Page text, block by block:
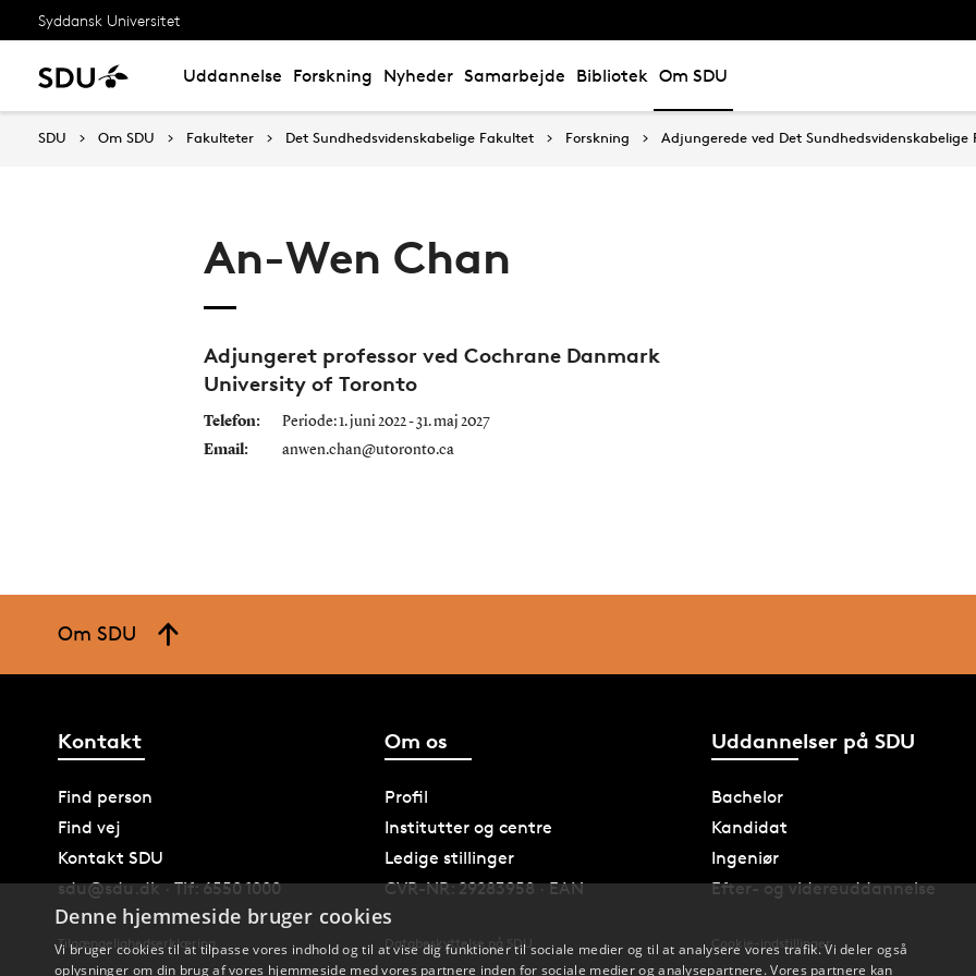
Syddansk Universitet
Uddannelse Forskning Nyheder Samarbejde Bibliotek Om SDU
SDU Om SDU Fakulteter Det Sundhedsvidenskabelige Fakultet Forskning Adjungerede ved Det Sundhedsvidenskabelige
An-Wen Chan
Adjungeret professor ved Cochrane Danmark
University of Toronto
Telefon:
Periode: 1. juni 2022 - 31. maj 2027
Email:
anwen.chan@utoronto.ca
Om SDU
Kontakt
Find person
Find vej
Kontakt SDU
sdu@sdu.dk · Tlf: 6550 1000
Om os
Profil
Institutter og centre
Ledige stillinger
CVR-NR: 29283958 · EAN
Uddannelser på SDU
Bachelor
Kandidat
Ingeniør
Efter- og videreuddannelse
Tilgængelighedserklæring Databeskyttelse på SDU Cookie-indstillinger
Denne hjemmeside bruger cookies
Vi bruger cookies til at tilpasse vores indhold og til at vise dig funktioner til sociale medier og til at analysere vores trafik. Vi deler også
oplysninger om din brug af vores hjemmeside med vores partnere inden for sociale medier og analysepartnere. Vores partnere kan